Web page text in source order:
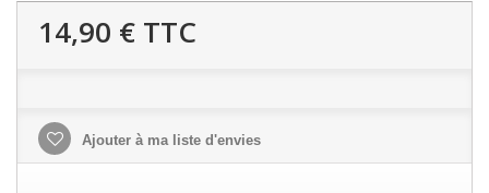
14,90 € TTC
Ajouter à ma liste d'envies